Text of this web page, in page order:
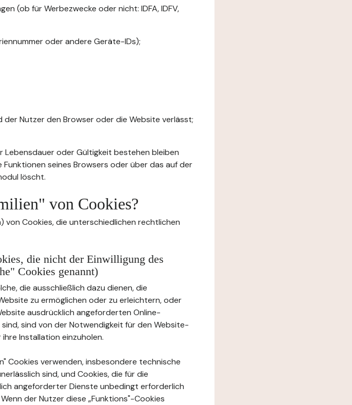
(ob für Werbezwecke oder nicht: IDFA, IDFV,
oder andere Geräte-IDs);
Nutzer den Browser oder die Website verlässt;
Lebensdauer oder Gültigkeit bestehen bleiben
seines Browsers oder über das auf der
löscht.
von Cookies?
Cookies, die unterschiedlichen rechtlichen
die nicht der Einwilligung des
Cookies genannt)
die ausschließlich dazu dienen, die
zu ermöglichen oder zu erleichtern, oder
ausdrücklich angeforderten Online-
sind von der Notwendigkeit für den Website-
Installation einzuholen.
Cookies verwenden, insbesondere technische
sind, und Cookies, die für die
angeforderter Dienste unbedingt erforderlich
der Nutzer diese „Funktions"-Cookies